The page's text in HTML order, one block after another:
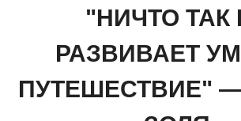
"НИЧТО ТАК
РАЗВИВАЕТ
ПУТЕШЕСТВИЕ"